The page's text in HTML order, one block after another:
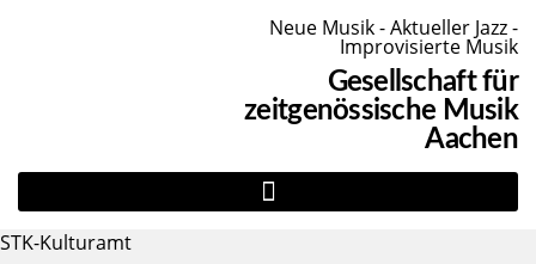
Neue Musik - Aktueller Jazz -
Improvisierte Musik
Gesellschaft für
zeitgenössische Musik
Aachen
STK-Kulturamt